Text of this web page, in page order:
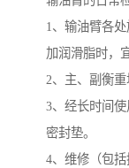
1、输油臂各
加润滑脂时，
2、主、副衡重
3、经长时间
密封垫。
4、维修（包